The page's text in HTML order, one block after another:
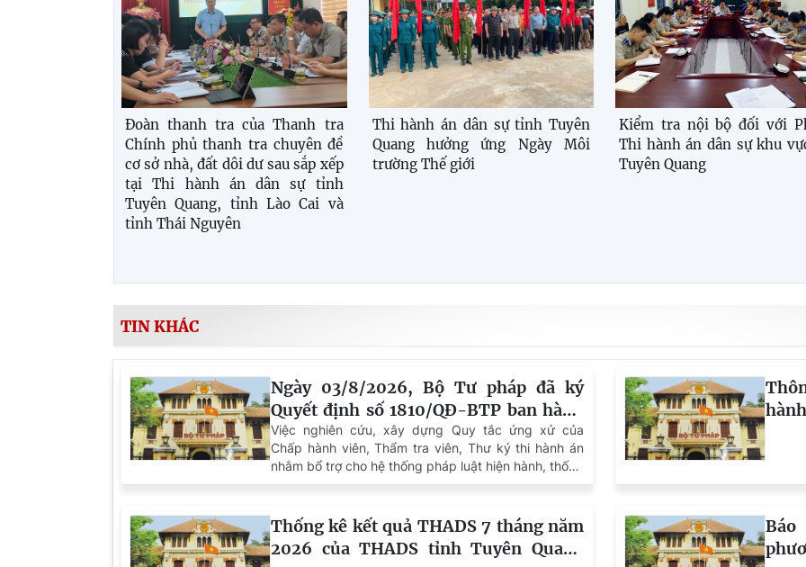
Đoàn thanh tra của Thanh tra
Chính phủ thanh tra chuyên đề
cơ sở nhà, đất dôi dư sau sắp xếp
tại Thi hành án dân sự tỉnh
Tuyên Quang, tỉnh Lào Cai và
tỉnh Thái Nguyên
Thi hành án dân sự tỉnh Tuyên
Quang hưởng ứng Ngày Môi
trường Thế giới
Kiểm tra nội bộ đối với
Thi hành án dân sự khu
Tuyên Quang
TIN KHÁC
Ngày 03/8/2026, Bộ Tư pháp đã ký
Quyết định số 1810/QĐ-BTP ban hành
Quy tắc ứng xử của Chấp hành viên,
Thẩm tra viên và Thư ký thi hành án
Việc nghiên cứu, xây dựng Quy tắc ứng xử của
Chấp hành viên, Thẩm tra viên, Thư ký thi hành án
nhằm bổ trợ cho hệ thống pháp luật hiện hành, thống
nhất chuẩn mực ứng xử cho Chấp hành viên, Thẩm
hành án dân sự (THADS), góp phần phòng ngừa vi
phạm, nâng cao chất lượng công việc, xây dựng
hình ảnh đội ngũ công chức có tác phong làm việc
Thống kê kết quả THADS 7 tháng năm
2026 của THADS tỉnh Tuyên Quang